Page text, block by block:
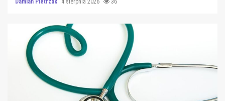
Damian Pietrzak 4 sierpnia 2026 36